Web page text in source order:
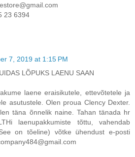
23 6394
7, 2019 at 1:15 PM
LÕPUKS LAENU SAAN
laene eraisikutele, ettevõtetele ja
asutustele. Olen proua Clency Dexter.
täna õnnelik naine. Tahan tänada hr
laenupakkumiste tõttu, vahendab
on tõeline) võtke ühendust e-posti